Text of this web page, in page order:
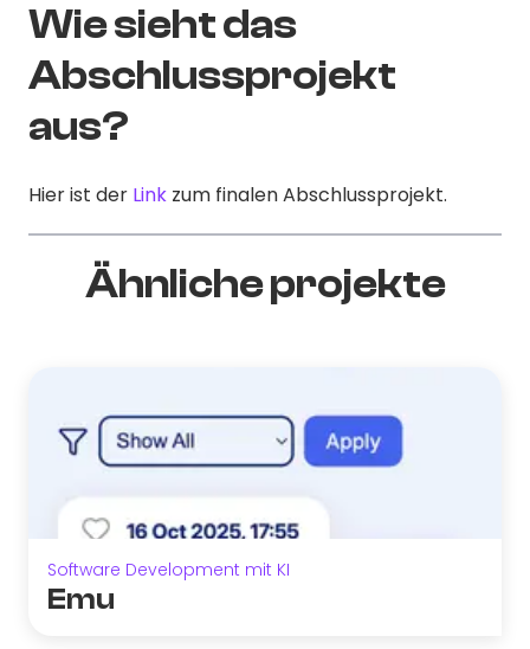
Wie sieht das
Abschlussprojekt
aus?
Hier ist der Link zum finalen Abschlussprojekt.
Ähnliche projekte
Software Development mit KI
Emu